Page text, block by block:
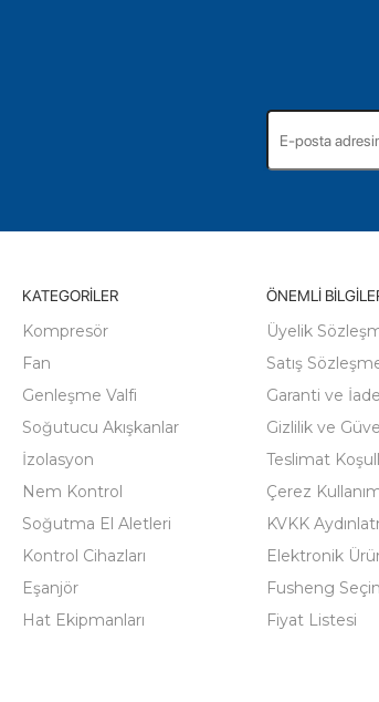
KATEGORILER
Kompresör
Fan
Genleşme Valfi
Soğutucu Akışkanlar
İzolasyon
Nem Kontrol
Soğutma El Aletleri
Kontrol Cihazları
Eşanjör
Hat Ekipmanları
ÖNEMLI
Üyelik
Satış
Garanti ve
Gizlilik ve
Teslimat
Çerez
KVKK
Elektronik
Fusheng
Fiyat Listesi